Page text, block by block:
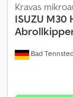
Bad
Kravas
ISUZU M30